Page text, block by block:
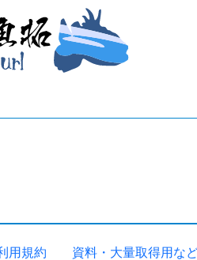
用規約 資料・大量取得用な